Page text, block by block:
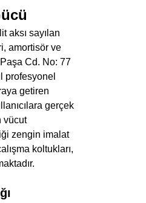
aksı sayılan
amortisör ve
Cd. No: 77
profesyonel
getiren
gerçek
vücut
zengin imalat
koltukları,